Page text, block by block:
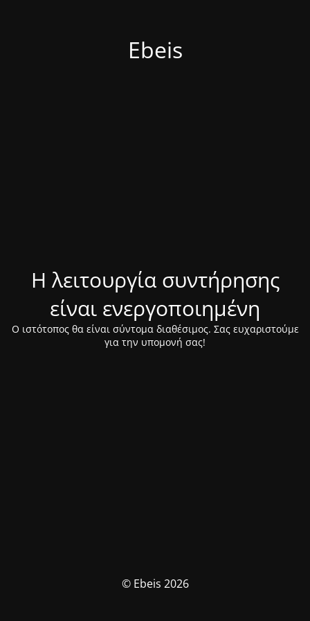
Ebeis
Η λειτουργία συντήρησης
είναι ενεργοποιημένη
Ο ιστότοπος θα είναι σύντομα διαθέσιμος. Σας ευχαριστούμε
για την υπομονή σας!
© Ebeis 2026